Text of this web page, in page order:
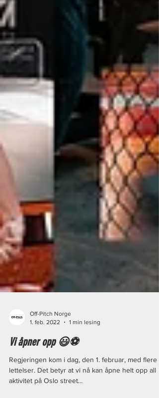
1. feb. 2022
1 min lesing
Vi åpner opp 😃⚽️
Regjeringen kom i dag, den 1. februar, med flere
lettelser. Det betyr at vi nå kan åpne helt opp all